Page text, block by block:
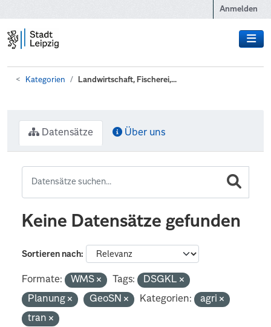
Anmelden
Kategorien Landwirtschaft, Fischerei,...
Datensätze Über uns
Keine Datensätze gefunden
Sortieren nach
Formate: WMS Tags:
DSGKL
Planung
GeoSN Kategorien:
agri
tran